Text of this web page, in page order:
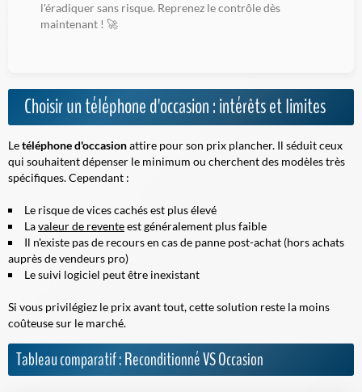
l'éradiquer sans risque. Reprenez le contrôle dès
maintenant ! 🚀
Choisir un téléphone d'occasion : intérêts et limites
Letéléphone d'occasionattire pour son prix plancher. Il séduit ceux
qui souhaitent dépenser le minimum ou cherchent des modèles très
spécifiques. Cependant :
Le risque de vices cachés est plus élevé
Lavaleur de reventeest généralement plus faible
Il n'existe pas de recours en cas de panne post-achat (hors achats
auprès de vendeurs pro)
Le suivi logiciel peut être inexistant
Si vous privilégiez le prix avant tout, cette solution reste la moins
coûteuse sur le marché.
Tableau comparatif : Reconditionné VS Occasion